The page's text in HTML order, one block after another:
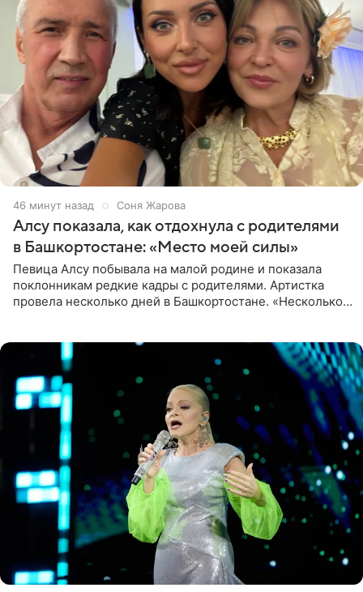
46 минут назад Соня Жарова
Алсу показала, как отдохнула с родителями
в Башкортостане: «Место моей силы»
Певица Алсу побывала на малой родине и показала
поклонникам редкие кадры с родителями. Артистка
провела несколько дней в Башкортостане. «Несколько